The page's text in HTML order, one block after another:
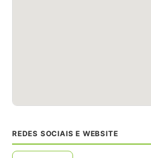
REDES SOCIAIS E WEBSITE